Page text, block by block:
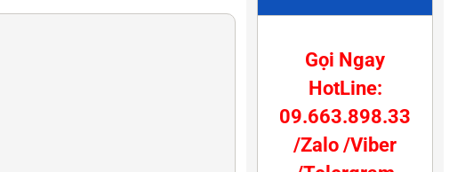
Gọi Ngay
HotLine:
09.663.898.33
/Zalo /Viber